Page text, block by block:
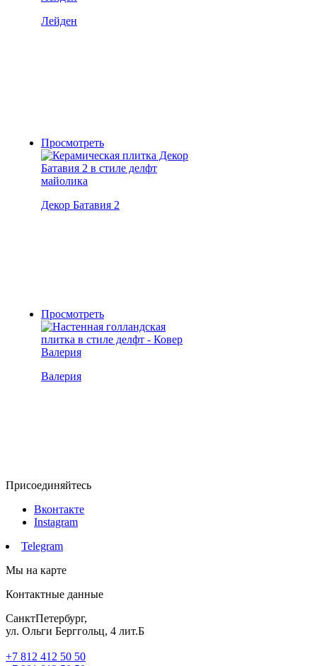
Лейден
Просмотреть
Декор Батавия 2
Просмотреть
Валерия
Присоединяйтесь
Вконтакте
Instagram
Telegram
Мы на карте
Контактные данные
СанктПетербург,
ул. Ольги Берггольц, 4 лит.Б
+7 812 412 50 50